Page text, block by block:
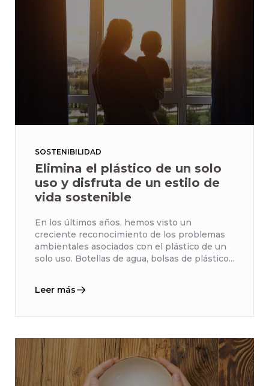
SOSTENIBILIDAD
Elimina el plástico de un solo
uso y disfruta de un estilo de
vida sostenible
En los últimos años, hemos visto un
creciente reconocimiento de los problemas
ambientales asociados con el plástico de un
solo uso. Botellas de agua, bolsas de plástico...
Leer más